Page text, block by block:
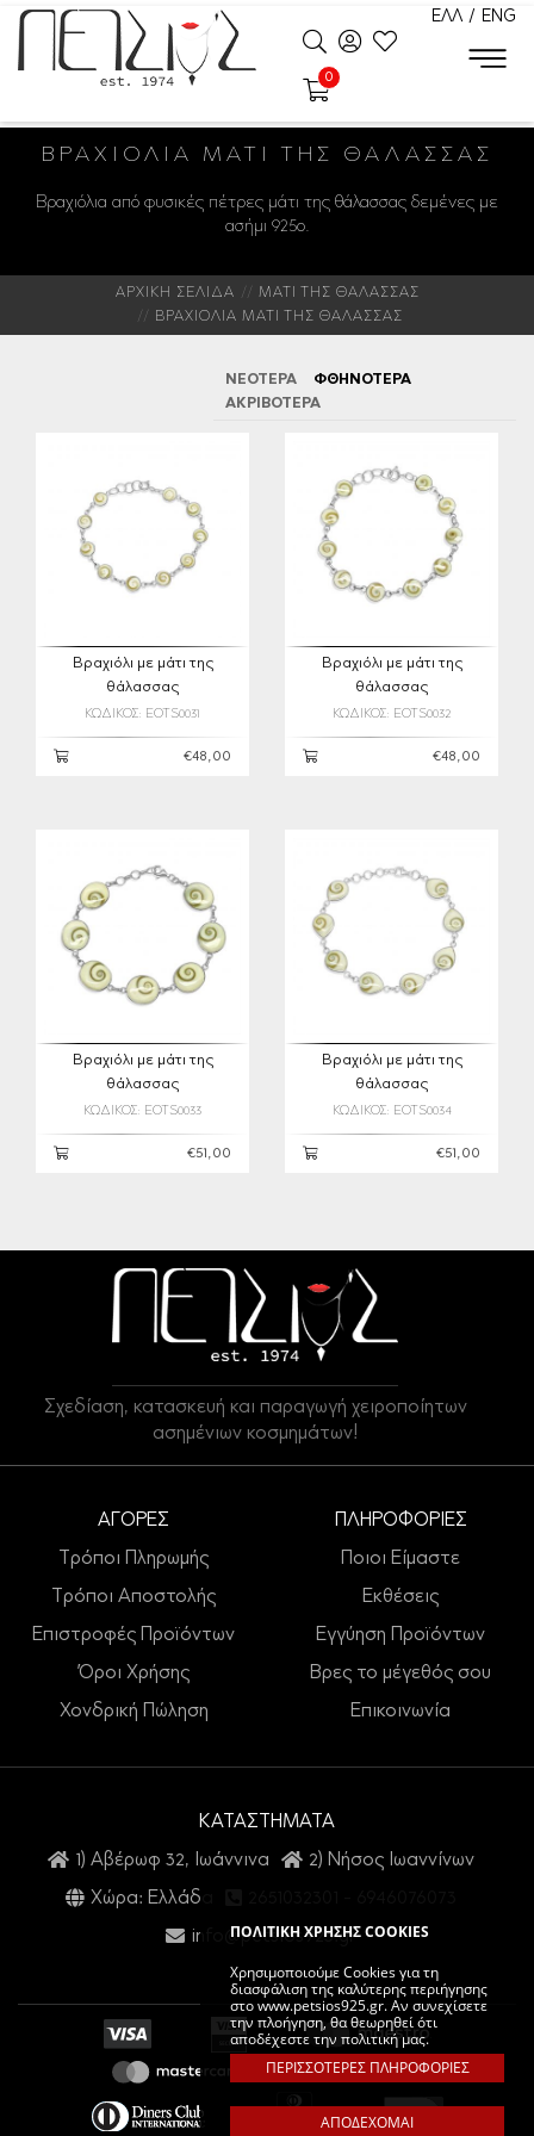
ΠΟΛΙΤΙΚΗ ΧΡΗΣΗΣ COOKIES
Χρησιμοποιούμε Cookies για τη
διασφάλιση της καλύτερης περιήγησης
στο www.petsios925.gr. Αν συνεχίσετε
την πλοήγηση, θα θεωρηθεί ότι
αποδέχεστε την πολιτική μας.
ΠΕΡΙΣΣΟΤΕΡΕΣ ΠΛΗΡΟΦΟΡΙΕΣ
ΑΠΟΔΕΧΟΜΑΙ
ΕΛΛ / ENG
0
ΒΡΑΧΙΌΛΙΑ ΜΆΤΙ ΤΗΣ ΘΆΛΑΣΣΑΣ
Βραχιόλια από φυσικές πέτρες μάτι της θάλασσας δεμένες με
ασήμι 925ο.
ΑΡΧΙΚΗ ΣΕΛΙΔΑ
ΜΑΤΙ ΤΗΣ ΘΑΛΑΣΣΑΣ
ΒΡΑΧΙΟΛΙΑ ΜΑΤΙ ΤΗΣ ΘΑΛΑΣΣΑΣ
ΝΕΟΤΕΡΑ
ΦΘΗΝΟΤΕΡΑ
ΑΚΡΙΒΟΤΕΡΑ
Βραχιόλι με μάτι της
θάλασσας
ΚΩΔΙΚΟΣ: EOTS0031
€48,00
Βραχιόλι με μάτι της
θάλασσας
ΚΩΔΙΚΟΣ: EOTS0032
€48,00
Βραχιόλι με μάτι της
θάλασσας
ΚΩΔΙΚΟΣ: EOTS0033
€51,00
Βραχιόλι με μάτι της
θάλασσας
ΚΩΔΙΚΟΣ: EOTS0034
€51,00
Σχεδίαση, κατασκευή και παραγωγή χειροποίητων
ασημένιων κοσμημάτων!
ΑΓΟΡΕΣ
Τρόποι Πληρωμής
Τρόποι Αποστολής
Επιστροφές Προϊόντων
Όροι Χρήσης
Χονδρική Πώληση
ΠΛΗΡΟΦΟΡΙΕΣ
Ποιοι Είμαστε
Εκθέσεις
Εγγύηση Προϊόντων
Βρες το μέγεθός σου
Επικοινωνία
ΚΑΤΑΣΤΗΜΑΤΑ
1) Αβέρωφ 32, Ιωάννινα
2) Νήσος Ιωαννίνων
Χώρα: Ελλάδα
info@petsios925.gr